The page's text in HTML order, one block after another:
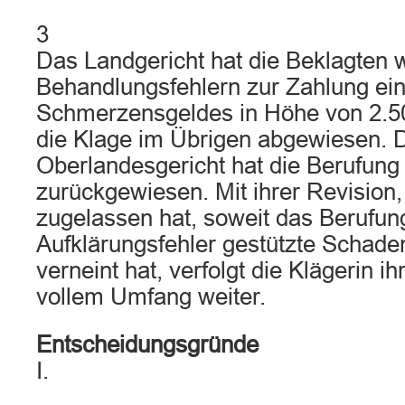
3
Das Landgericht hat die Beklagten
Behandlungsfehlern zur Zahlung
Schmerzensgeldes in Höhe von
die Klage im Übrigen abgewiesen.
Oberlandesgericht hat die
zurückgewiesen. Mit ihrer
zugelassen hat, soweit das
Aufklärungsfehler gestützte
verneint hat, verfolgt die Klägerin
vollem Umfang weiter.
Entscheidungsgründe
I.